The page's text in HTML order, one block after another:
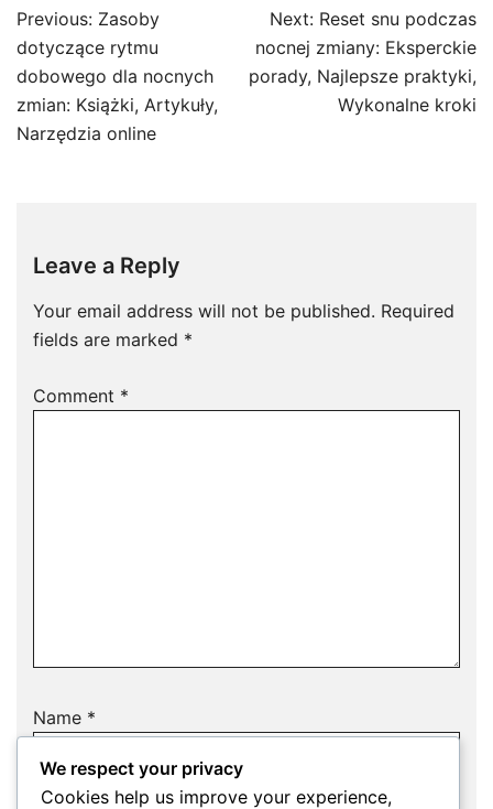
Post
navigation
Previous: Zasoby
dotyczące rytmu
dobowego dla nocnych
zmian: Książki, Artykuły,
Narzędzia online
Next: Reset snu podczas
nocnej zmiany: Eksperckie
porady, Najlepsze praktyki,
Wykonalne kroki
Leave a Reply
Your email address will not be published. Required
fields are marked *
Comment *
Name *
We respect your privacy
Cookies help us improve your experience,